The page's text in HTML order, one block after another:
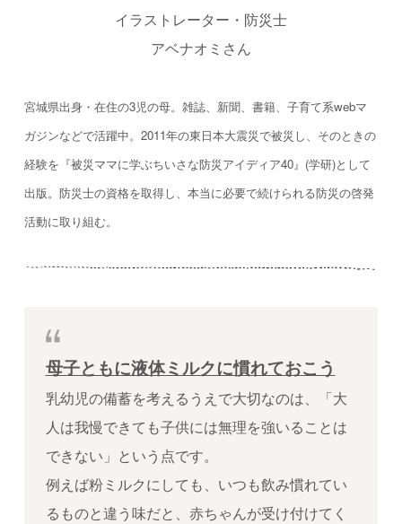
イラストレーター・防災士
アベナオミさん
宮城県出身・在住の3児の母。雑誌、新聞、書籍、子育て系webマ
ガジンなどで活躍中。2011年の東日本大震災で被災し、そのときの
経験を『被災ママに学ぶちいさな防災アイディア40』(学研)として
出版。防災士の資格を取得し、本当に必要で続けられる防災の啓発
活動に取り組む。
母子ともに液体ミルクに慣れておこう
乳幼児の備蓄を考えるうえで大切なのは、「大
人は我慢できても子供には無理を強いることは
できない」という点です。
例えば粉ミルクにしても、いつも飲み慣れてい
るものと違う味だと、赤ちゃんが受け付けてく